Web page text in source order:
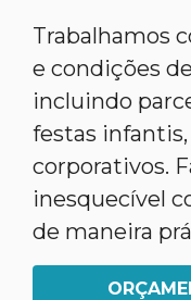
Trabalhamos
e condições
incluindo
festas
corporativos.
inesquecível
de maneira